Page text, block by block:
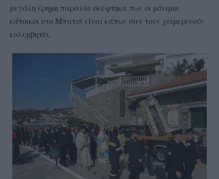
μεγάλη έρημη παραλία σκέφτηκα πως οι μόνιμοι
κάτοικοι στο Μπατσί είναι κάπως σαν τους χειμερινούς
κολυμβητές.